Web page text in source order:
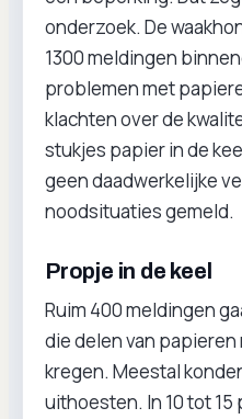
onderzoek. De
1300 meldingen
problemen met
klachten over de
stukjes papier in de
geen daadwerkelijke
noodsituaties gemeld.
Propje in de keel
Ruim 400 meldingen
die delen van
kregen. Meestal
uithoesten. In 10 tot